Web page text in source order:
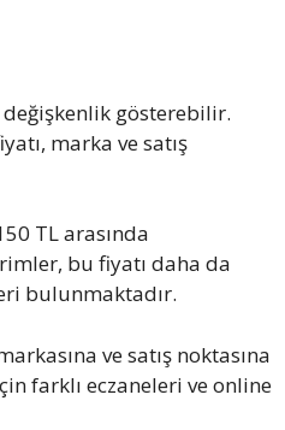
değişkenlik gösterebilir.
marka ve satış
TL arasında
bu fiyatı daha da
bulunmaktadır.
ve satış noktasına
farklı eczaneleri ve online